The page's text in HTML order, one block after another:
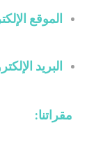
الموقع
البريد
مقراتنا: